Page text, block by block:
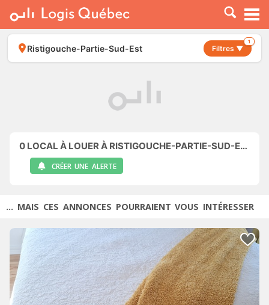
À LOUER
À VENDRE
PLACER UNE ANNONCE
Ristigouche-Partie-Sud-Est Filtres ▼
1
0 LOCAL À LOUER À RISTIGOUCHE-PARTIE-SUD-EST
CRÉER UNE ALERTE
... MAIS CES ANNONCES POURRAIENT VOUS INTÉRESSER